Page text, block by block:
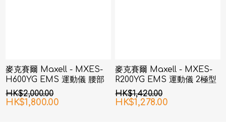
麥克賽爾 Maxell - MXES-
H600YG EMS 運動儀 腰部
& 臀部
HK$2,000.00
HK$1,800.00
麥克賽爾 Maxell - MXES-
R200YG EMS 運動儀 2極型
HK$1,420.00
HK$1,278.00